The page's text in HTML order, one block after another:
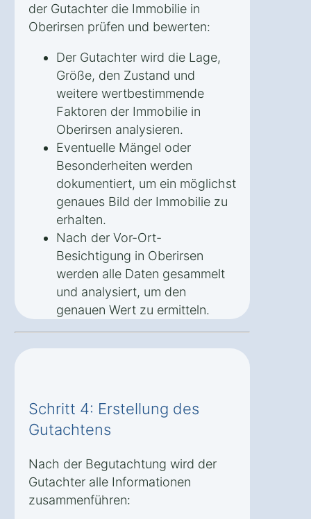
der Gutachter die Immobilie in
Oberirsen prüfen und bewerten:
Der Gutachter wird die Lage,
Größe, den Zustand und
weitere wertbestimmende
Faktoren der Immobilie in
Oberirsen analysieren.
Eventuelle Mängel oder
Besonderheiten werden
dokumentiert, um ein möglichst
genaues Bild der Immobilie zu
erhalten.
Nach der Vor-Ort-
Besichtigung in Oberirsen
werden alle Daten gesammelt
und analysiert, um den
genauen Wert zu ermitteln.
Schritt 4: Erstellung des
Gutachtens
Nach der Begutachtung wird der
Gutachter alle Informationen
zusammenführen: